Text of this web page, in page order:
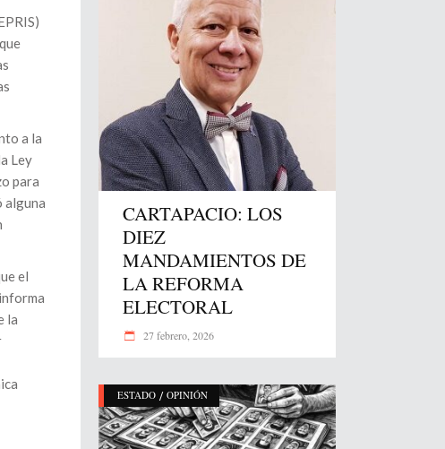
a la
Ley
para
alguna
el
la
CARTAPACIO: LOS
DIEZ
MANDAMIENTOS DE
LA REFORMA
ELECTORAL
27 febrero, 2026
ESTADO / OPINIÓN